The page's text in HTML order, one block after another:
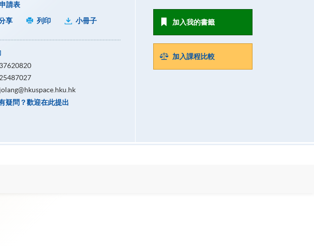
請表
享
列印 小冊子
37620820
jolang@hkuspace.hku.hk
疑問？歡迎在此提出
加入我的書籤
加入課程比較